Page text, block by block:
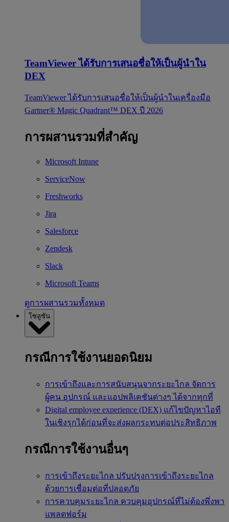
TeamViewer ได้รับการเสนอชื่อให้เป็นผู้นำใน
DEX
TeamViewer ได้รับการเสนอชื่อให้เป็นผู้นำในเครื่องมือ
Gartner® Magic Quadrant™ DEX ปี 2026
การผสานรวมที่สำคัญ
Microsoft Intune
ServiceNow
Freshworks
Jira
Salesforce
Zendesk
Slack
Microsoft Teams
ดูการผสานรวมทั้งหมด
โซลูชัน
กรณีการใช้งานยอดนิยม
การเข้าถึงและการสนับสนุนจากระยะไกล จัดการ
ผู้คน อุปกรณ์ และแอปพลิเคชันต่างๆ ได้จากทุกที่
Digital employee experience (DEX) แก้ไขปัญหาไอที
ในเชิงรุกได้ก่อนที่จะส่งผลกระทบต่อประสิทธิภาพ
กรณีการใช้งานอื่นๆ
การเข้าถึงระยะไกล ปรับปรุงการเข้าถึงระยะไกล
ด้วยการเชื่อมต่อที่ปลอดภัย
การควบคุมระยะไกล ควบคุมอุปกรณ์ที่ไม่ต้องพึ่งพา
แพลตฟอร์ม